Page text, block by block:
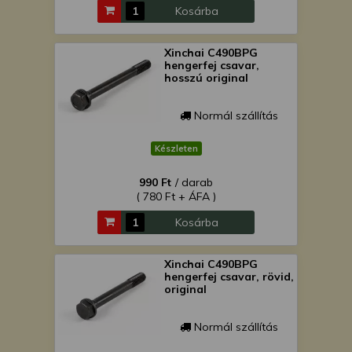
Kosárba
Xinchai C490BPG
hengerfej csavar,
hosszú original
Normál szállítás
Készleten
990 Ft / darab
( 780 Ft + ÁFA )
Kosárba
Xinchai C490BPG
hengerfej csavar, rövid,
original
Normál szállítás